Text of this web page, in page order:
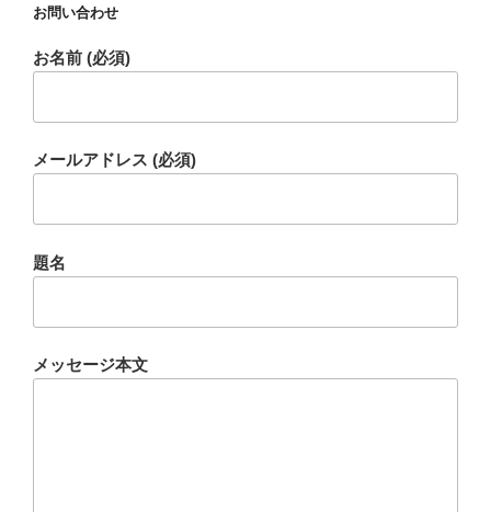
お問い合わせ
お名前 (必須)
メールアドレス (必須)
題名
メッセージ本文